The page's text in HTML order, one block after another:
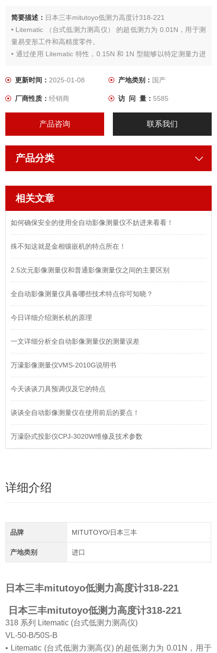
简要描述： 日本三丰mitutoyo低测力高度计318-221
• Litematic （台式低测力测高仪） 的超低测力为 0.01N，用于测
量易变形工件和高精度零件。
• 通过使用 Litematic 特性，0.15N 和 1N 型能够以特定测量力进
*1: 0.15N 和 1N 型为出厂安装的选件。
更新时间：2025-01-08 产地类别： 国产
厂商性质：经销商 访 问 量： 5585
产品咨询 联系我们
产品分类
相关文章
如何确保安全的使用全自动影像测量仪不妨进来看看！
殊不知这就是金相镶嵌机的特点所在！
2.5次元影像测量仪和普通影像测量仪之间的主要区别
全自动影像测量仪具备哪些技术特点你可知晓？
今日详细介绍测长机的原理
一文详细分析全自动影像测量仪的测量误差
万濠影像测量仪VMS-2010G说明书
今天谈谈刀具预调仪及它的特点
谈谈全自动影像测量仪在使用前后的要点！
万濠卧式投影仪CPJ-3020W维修及技术参数
详细介绍
品牌 MITUTOYO/日本三丰
产地类别 进口
日本三丰mitutoyo低测力高度计318-221
日本三丰mitutoyo低测力高度计318-221
318 系列 Litematic (台式低测力测高仪)
VL-50-B/50S-B
• Litematic (台式低测力测高仪) 的超低测力为 0.01N，用于